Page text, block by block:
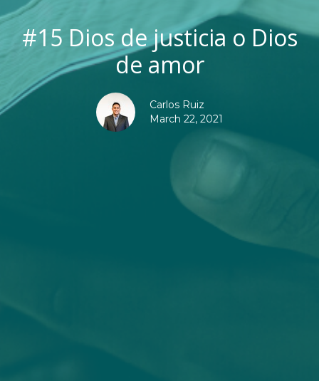
#15 Dios de justicia o Dios
de amor
Carlos Ruiz
March 22, 2021